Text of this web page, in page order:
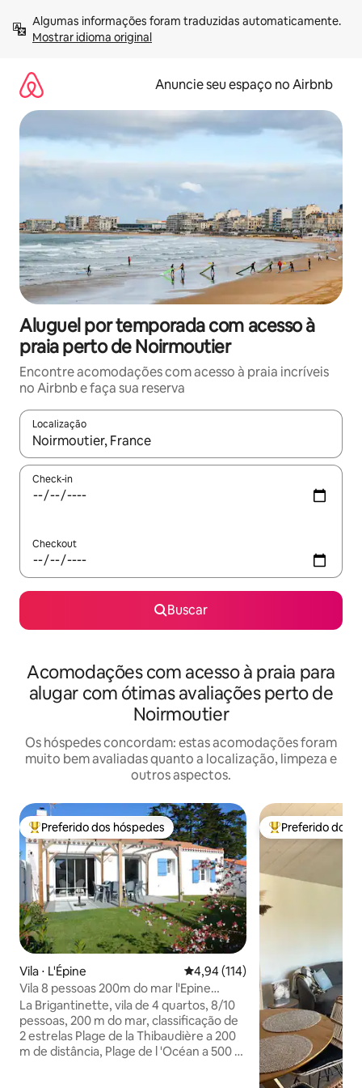
para
Mostrar idioma original
Anuncie seu espaço no Airbnb
Aluguel por temporada com acesso à
praia perto de Noirmoutier
Encontre acomodações com acesso à praia incríveis
no Airbnb e faça sua reserva
Localização
Quando os resultados estiverem disponíveis, explore-os
Check-in
Checkout
Buscar
Acomodações com acesso à praia para
alugar com ótimas avaliações perto de
Noirmoutier
Os hóspedes concordam: estas acomodações foram
muito bem avaliadas quanto a localização, limpeza e
outros aspectos.
Entre os melhores preferidos dos hóspedes
Preferido dos hóspedes
Vila ⋅ L'Épine 4,94 de uma avaliação média de
4,94 (114)
Vila 8 pessoas 200m do mar l'Epine
(Noirmoutier)
La Brigantinette, vila de 4 quartos, 8/10
pessoas, 200 m do mar, classificação de
2 estrelas Plage de la Thibaudière a 200
m de distância, Plage de l 'Océan a 500 m
Entre os
Preferido dos